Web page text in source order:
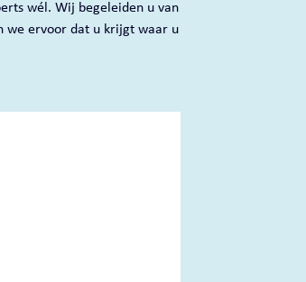
wél. Wij begeleiden u van
we ervoor dat u krijgt waar u